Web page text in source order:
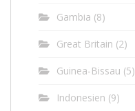
Gambia (8)
Great Britain (2)
Guinea-Bissau (5)
Indonesien (9)